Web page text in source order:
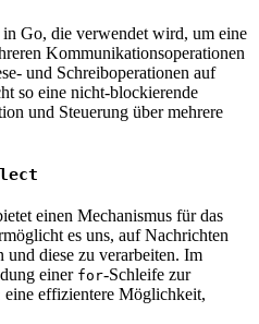
Go, die verwendet wird, um eine
Kommunikationsoperationen
und Schreiboperationen auf
so eine nicht-blockierende
und Steuerung über mehrere
einen Mechanismus für das
es uns, auf Nachrichten
und diese zu verarbeiten. Im
einer for-Schleife zur
eine effizientere Möglichkeit,